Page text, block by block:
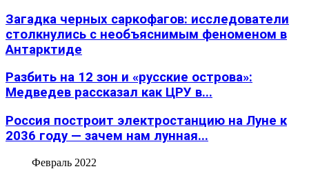
Загадка черных саркофагов: исследователи
столкнулись с необъяснимым феноменом в
Антарктиде
Разбить на 12 зон и «русские острова»:
Медведев рассказал как ЦРУ в...
Россия построит электростанцию на Луне к
2036 году — зачем нам лунная...
Февраль 2022